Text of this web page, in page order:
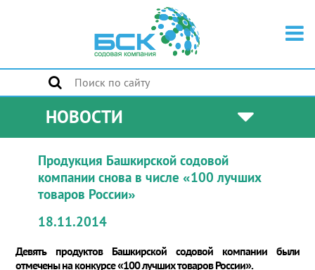
НОВОСТИ
Продукция Башкирской содовой
компании снова в числе «100 лучших
товаров России»
18.11.2014
Девять продуктов Башкирской содовой компании были
отмечены на конкурсе «100 лучших товаров России».